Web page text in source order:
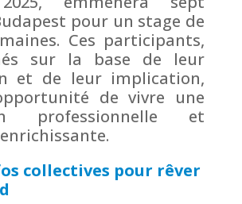
pour un stage de
Ces participants,
sur la base de leur
et de leur implication,
de vivre une
professionnelle et
collectives pour rêver